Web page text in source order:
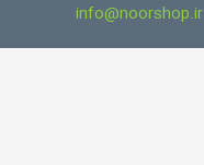
info@noorshop.ir